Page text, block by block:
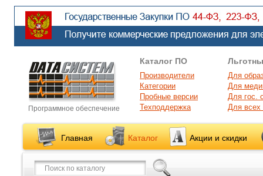
Программное обеспечение
Каталог ПО
Производители
Категории
Пробные версии
Техподдержка
Для
Для
Для гос.
Для
Главная Каталог Акции и скидки